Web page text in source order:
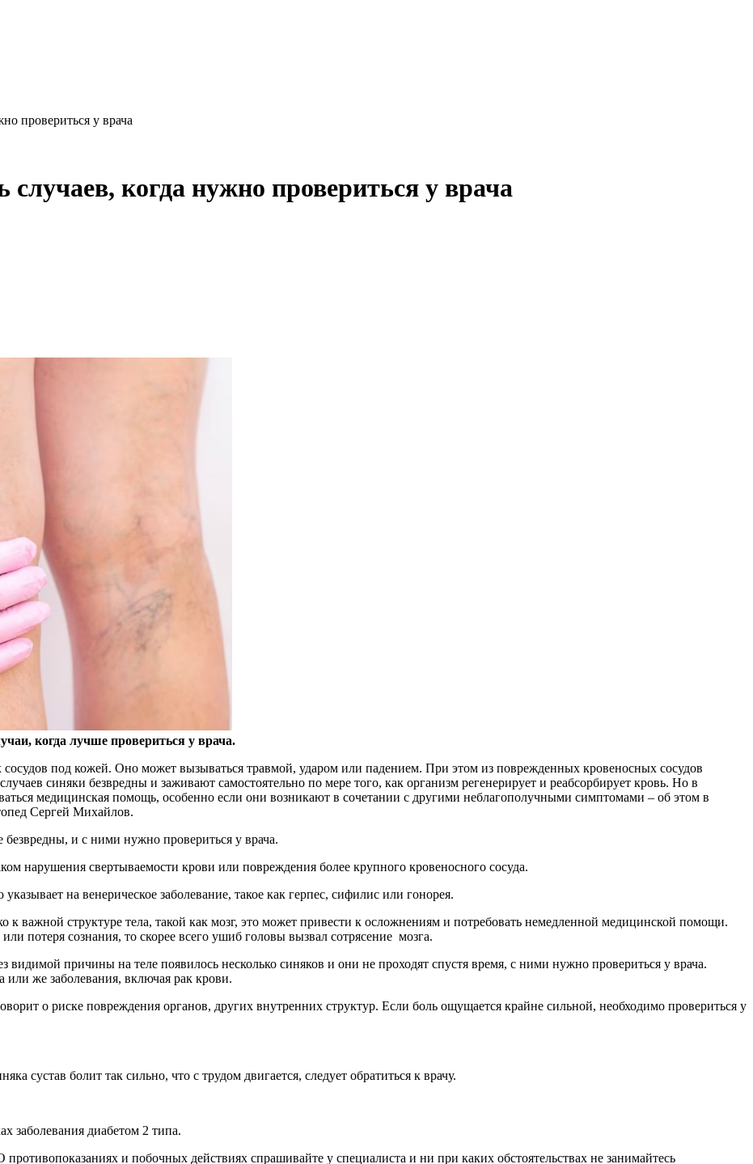
провериться у врача
когда нужно провериться у врача
когда лучше провериться у врача.
под кожей. Оно может вызываться травмой, ударом или падением. При этом из поврежденных кровеносных сосудов
синяки безвредны и заживают самостоятельно по мере того, как организм регенерирует и реабсорбирует кровь. Но в
медицинская помощь, особенно если они возникают в сочетании с другими неблагополучными симптомами – об этом в
Сергей Михайлов.
и с ними нужно провериться у врача.
нарушения свертываемости крови или повреждения более крупного кровеносного сосуда.
указывает на венерическое заболевание, такое как герпес, сифилис или гонорея.
к важной структуре тела, такой как мозг, это может привести к осложнениям и потребовать немедленной медицинской помощи.
потеря сознания, то скорее всего ушиб головы вызвал сотрясение мозга.
видимой причины на теле появилось несколько синяков и они не проходят спустя время, с ними нужно провериться у врача.
же заболевания, включая рак крови.
о риске повреждения органов, других внутренних структур. Если боль ощущается крайне сильной, необходимо провериться у
сустав болит так сильно, что с трудом двигается, следует обратиться к врачу.
заболевания диабетом 2 типа.
и побочных действиях спрашивайте у специалиста и ни при каких обстоятельствах не занимайтесь